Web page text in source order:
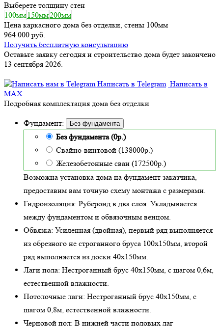
Выберете толщину стен
100мм 150мм200мм
Цена каркасного дома без отделки, стены 100мм
964 000 руб.
Получить бесплатную консультацию
Оставьте заявку сегодня и строительство дома будет закончено
13 сентября 2026.
Написать в Telegram Написать в
MAX
Подробная комплектация дома без отделки
Фундамент: Без фундамента
Без фундамента (0р.)
Свайно-винтовой (138000р.)
Железобетонные сваи (172500р.)
Возможна установка дома на фундамент заказчика,
предоставим вам точную схему монтажа с размерами.
Гидроизоляция: Рубероид в два слоя. Укладывается
между фундаментом и обвязочным венцом.
Обвязка: Усиленная (двойная), первый ряд выполняется
из обрезного не строганного бруса 100х150мм, второй
ряд выполняется из доски 40х150мм.
Лаги пола: Нестроганный брус 40х150мм, с шагом 0,6м,
естественной влажности.
Потолочные лаги: Нестроганный брус 40х150мм, с
шагом 0,8м, естественной влажности.
Черновой пол: В нижней части половых лаг